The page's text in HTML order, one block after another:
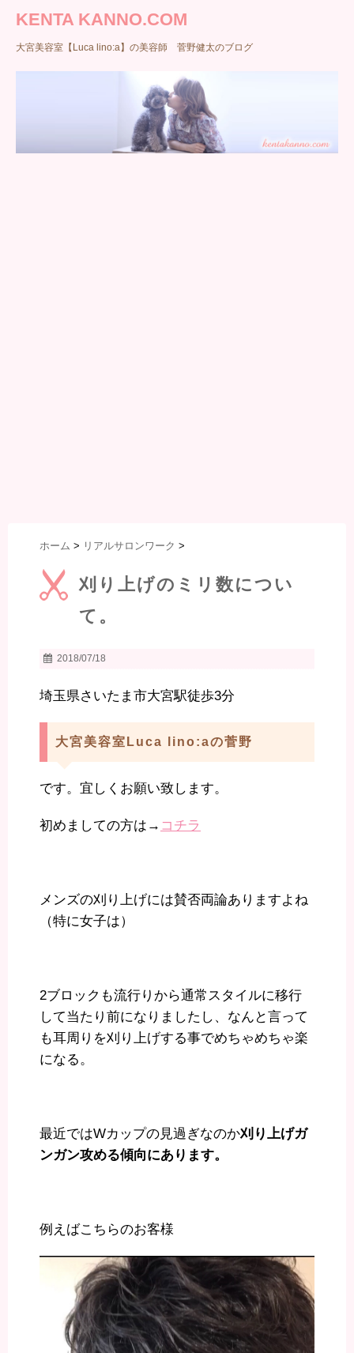
KENTA KANNO.COM
大宮美容室【Luca lino:a】の美容師 菅野健太のブログ
ホーム > リアルサロンワーク >
刈り上げのミリ数につい
て。
2018/07/18
埼玉県さいたま市大宮駅徒歩3分
大宮美容室Luca lino:aの菅野
です。宜しくお願い致します。
初めましての方は→ コチラ
メンズの刈り上げには賛否両論ありますよね
（特に女子は）
2ブロックも流行りから通常スタイルに移行
して当たり前になりましたし、なんと言って
も耳周りを刈り上げする事でめちゃめちゃ楽
になる。
最近ではWカップの見過ぎなのか刈り上げガ
ンガン攻める傾向にあります。
例えばこちらのお客様